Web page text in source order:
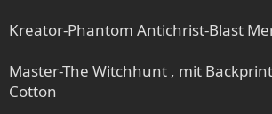
Kreator-Phantom Antichrist-Blast
Master-The Witchhunt , mit
Cotton